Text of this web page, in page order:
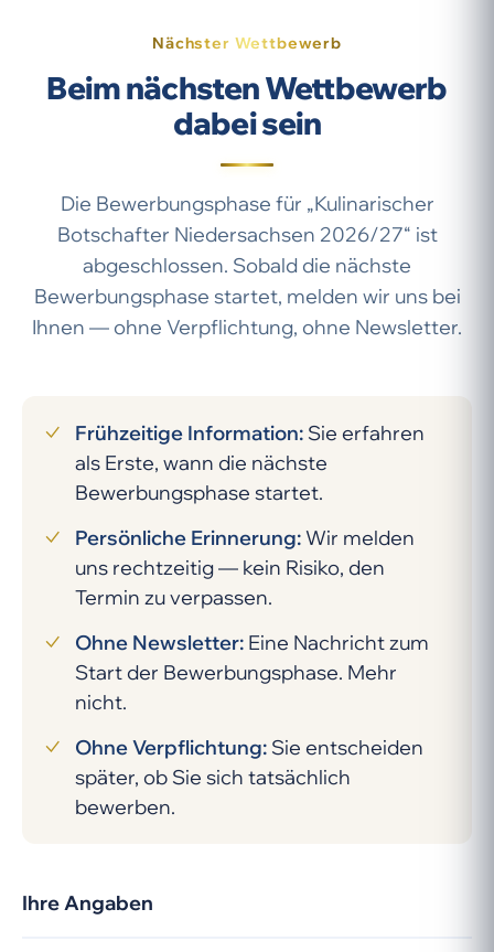
Nächster Wettbewerb
Beim nächsten Wettbewerb
dabei sein
Die Bewerbungsphase für „Kulinarischer
Botschafter Niedersachsen 2026/27“ ist
abgeschlossen. Sobald die nächste
Bewerbungsphase startet, melden wir uns bei
Ihnen — ohne Verpflichtung, ohne Newsletter.
Frühzeitige Information: Sie erfahren
als Erste, wann die nächste
Bewerbungsphase startet.
Persönliche Erinnerung:Wir melden
uns rechtzeitig — kein Risiko, den
Termin zu verpassen.
Ohne Newsletter: Eine Nachricht zum
Start der Bewerbungsphase. Mehr
nicht.
Ohne Verpflichtung: Sie entscheiden
später, ob Sie sich tatsächlich
bewerben.
Ihre Angaben